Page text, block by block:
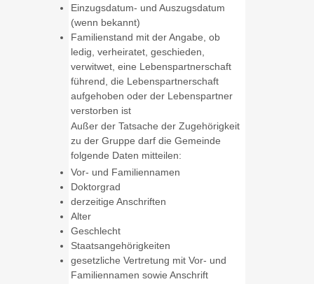
Einzugsdatum- und Auszugsdatum
(wenn bekannt)
Familienstand mit der Angabe, ob
ledig, verheiratet, geschieden,
verwitwet, eine Lebenspartnerschaft
führend, die Lebenspartnerschaft
aufgehoben oder der Lebenspartner
verstorben ist
Außer der Tatsache der Zugehörigkeit
zu der Gruppe darf die Gemeinde
folgende Daten mitteilen:
Vor- und Familiennamen
Doktorgrad
derzeitige Anschriften
Alter
Geschlecht
Staatsangehörigkeiten
gesetzliche Vertretung mit Vor- und
Familiennamen sowie Anschrift